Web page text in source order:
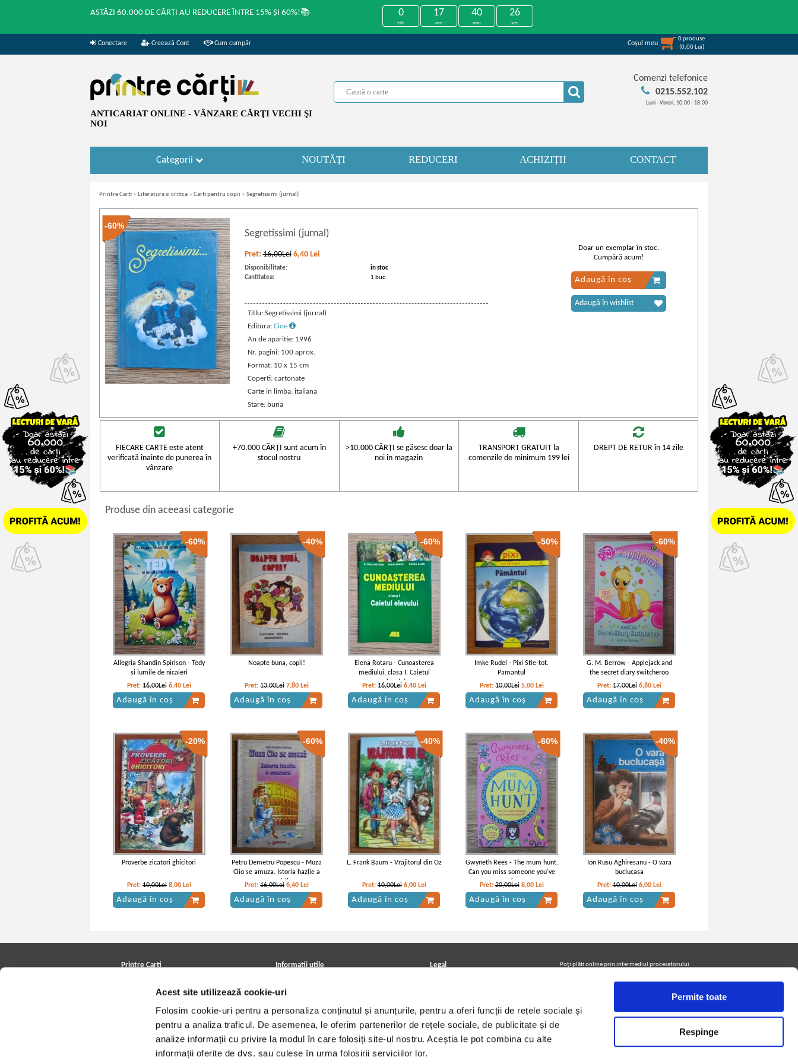
Acest site utilizează cookie-uri
Folosim cookie-uri pentru a personaliza conținutul și anunțurile, pentru a oferi funcții de rețele sociale și
pentru a analiza traficul. De asemenea, le oferim partenerilor de rețele sociale, de publicitate și de
analize informații cu privire la modul în care folosiți site-ul nostru. Aceștia le pot combina cu alte
informații oferite de dvs. sau culese în urma folosirii serviciilor lor.
Permite toate
Respinge
ASTĂZI 60.000 DE CĂRȚI AU REDUCERE ÎNTRE 15% ȘI 60%!📚 0
zile
17
ore
40
min
26
sec
Conectare Creează Cont Cum cumpăr Coşul meu
0produse
(0,00 Lei)
ANTICARIAT ONLINE - VÂNZARE CĂRŢI VECHI ŞI
NOI
Comenzi telefonice
0215.552.102
Luni - Vineri, 10:00 - 18:00
Categorii NOUTĂȚI REDUCERI ACHIZIȚII CONTACT
Printre Carti » Literatura si critica » Carti pentru copii » Segretissimi (jurnal)
-60%
Segretissimi (jurnal)
Pret:16,00Lei 6,40 Lei
Disponibilitate:
in stoc
Cantitatea:
1 buc
Titlu: Segretissimi (jurnal)
Editura: Cioe
An de aparitie: 1996
Nr. pagini: 100 aprox.
Format: 10 x 15 cm
Coperti: cartonate
Carte in limba: italiana
Stare: buna
Doar un exemplar în stoc.
Cumpără acum!
Adaugă în coș
Adaugă în wishlist
FIECARE CARTE este atent
verificată înainte de punerea în
vânzare
+70.000 CĂRŢI sunt acum în
stocul nostru
>10.000 CĂRŢI se găsesc doar la
noi în magazin
TRANSPORT GRATUIT la
comenzile de minimum 199 lei
DREPT DE RETUR în 14 zile
Produse din aceeasi categorie
-60%
Allegria Shandin Spirison - Tedy
si lumile de nicaieri
Pret: 16,00Lei 6,40 Lei
Adaugă în coș
-40%
Noapte buna, copii!
Pret:13,00Lei 7,80 Lei
Adaugă în coș
-60%
Elena Rotaru - Cunoasterea
mediului, clasa I. Caietul
elevului
Pret:16,00Lei 6,40 Lei
Adaugă în coș
-50%
Imke Rudel - Pixi Stie-tot.
Pamantul
Pret:10,00Lei 5,00 Lei
Adaugă în coș
-60%
G. M. Berrow - Applejack and
the secret diary switcheroo
Pret:17,00Lei 6,80 Lei
Adaugă în coș
-20%
Proverbe zicatori ghicitori
Pret: 10,00Lei 8,00 Lei
Adaugă în coș
-60%
Petru Demetru Popescu - Muza
Clio se amuza. Istoria hazlie a
omenirii
Pret:16,00Lei 6,40 Lei
Adaugă în coș
-40%
L. Frank Baum - Vrajitorul din Oz
Pret:10,00Lei 6,00 Lei
Adaugă în coș
-60%
Gwyneth Rees - The mum hunt.
Can you miss someone you've
never known
Pret:20,00Lei 8,00 Lei
Adaugă în coș
-40%
Ion Rusu Aghiresanu - O vara
buclucasa
Pret:10,00Lei 6,00 Lei
Adaugă în coș
Printre Carti
Cele mai căutate cărți
Blog Printre Carti
Cărţi sub 5 lei
Cărţi sub 8 lei
Informatii utile
Achizitii viniluri, casete, CD/DVD
Cum cumpar?
Politica de livrare
Retur comenzi
Angajari - Cariere
Legal
Termeni si conditii
Utilizare cookie-uri
Poţi plăti online prin intermediul procesatorului
Urmăreşte-ne pe facebook pentru a fi la curent cu